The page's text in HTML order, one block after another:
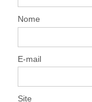
Nome
E-mail
Site